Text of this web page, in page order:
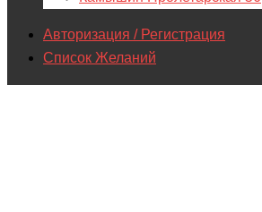
Авторизация / Регистрация
Список Желаний